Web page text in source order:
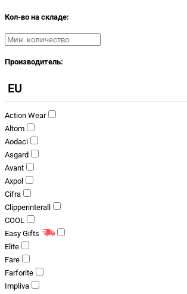
Кол-во на складе:
Производитель:
EU
Action Wear
Altom
Aodaci
Asgard
Avant
Axpol
Cifra
Clipperinterall
COOL
Easy Gifts
Elite
Fare
Farforite
Impliva